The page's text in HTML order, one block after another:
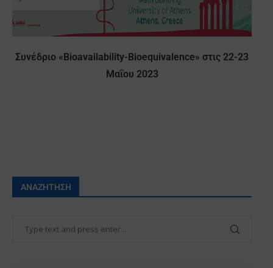
Συνέδριο «Bioavailability-Bioequivalence» στις 22-23
Μαΐου 2023
ΑΝΑΖΉΤΗΣΗ